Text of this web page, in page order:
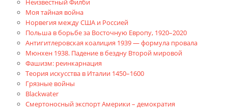
Неизвестный Филби
Моя тайная война
Норвегия между США и Россией
Польша в борьбе за Восточную Европу, 1920–2020
Антигитлеровская коалиция 1939 — формула провала
Мюнхен 1938. Падение в бездну Второй мировой
Фашизм: реинкарнация
Теория искусства в Италии 1450–1600
Грязные войны
Blackwater
Смертоносный экспорт Америки – демократия